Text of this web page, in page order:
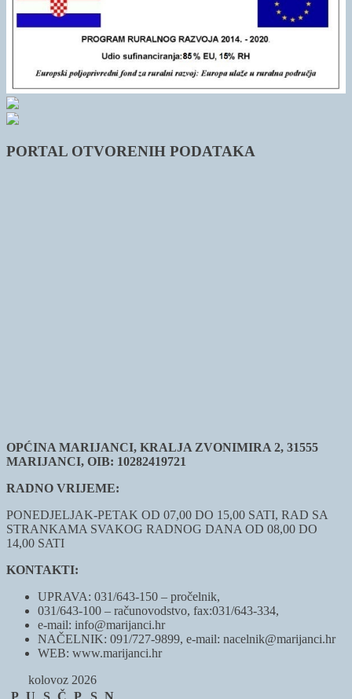
PORTAL OTVORENIH PODATAKA
OPĆINA MARIJANCI, KRALJA ZVONIMIRA 2, 31555
MARIJANCI, OIB: 10282419721
RADNO VRIJEME:
PONEDJELJAK-PETAK OD 07,00 DO 15,00 SATI, RAD SA
STRANKAMA SVAKOG RADNOG DANA OD 08,00 DO
14,00 SATI
KONTAKTI:
UPRAVA: 031/643-150 – pročelnik,
031/643-100 – računovodstvo, fax:031/643-334,
e-mail: info@marijanci.hr
NAČELNIK: 091/727-9899, e-mail: nacelnik@marijanci.hr
WEB: www.marijanci.hr
kolovoz 2026
P U S Č P S N